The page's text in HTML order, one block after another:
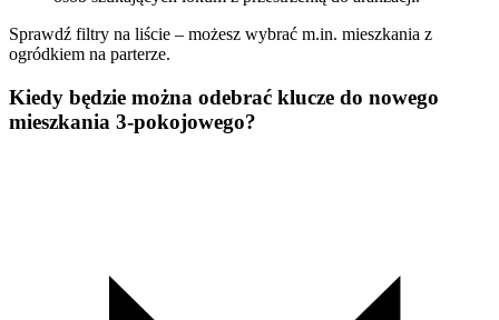
Sprawdź filtry na liście – możesz wybrać m.in. mieszkania z
ogródkiem na parterze.
Kiedy będzie można odebrać klucze do nowego
mieszkania 3-pokojowego?